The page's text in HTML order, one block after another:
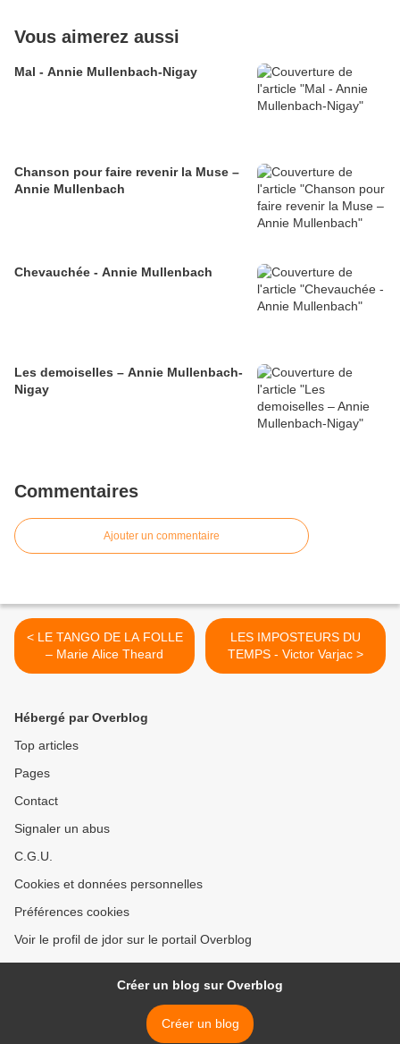
Vous aimerez aussi
Mal - Annie Mullenbach-Nigay
Chanson pour faire revenir la Muse –
Annie Mullenbach
Chevauchée - Annie Mullenbach
Les demoiselles – Annie Mullenbach-
Nigay
Commentaires
Ajouter un commentaire
< LE TANGO DE LA FOLLE
– Marie Alice Theard
LES IMPOSTEURS DU
TEMPS - Victor Varjac >
Hébergé par Overblog
Top articles
Pages
Contact
Signaler un abus
C.G.U.
Cookies et données personnelles
Préférences cookies
Voir le profil de jdor sur le portail Overblog
Créer un blog sur Overblog
Créer un blog